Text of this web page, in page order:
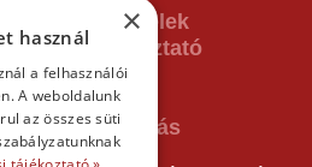
Feltételek
tájékoztató
×
használ
a felhasználói
A weboldalunk
az összes süti